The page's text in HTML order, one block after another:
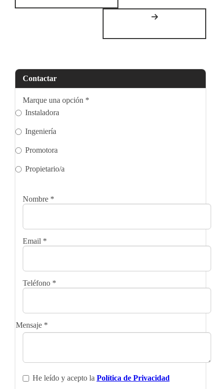
Contactar
Marque una opción *
Instaladora
Ingeniería
Promotora
Propietario/a
Nombre *
Email *
Teléfono *
Mensaje *
He leído y acepto la Política de Privacidad